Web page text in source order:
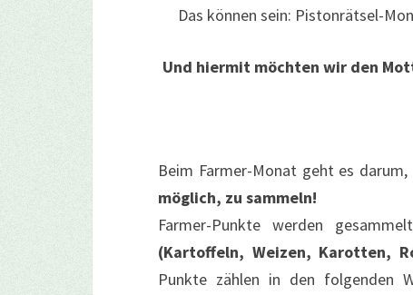
Das können sein: Pistonrätsel-
Und hiermit möchten wir den
Beim Farmer-Monat geht es
möglich, zu sammeln!
Farmer-Punkte werden
(Kartoffeln, Weizen, Karotten,
Punkte zählen in den folgenden